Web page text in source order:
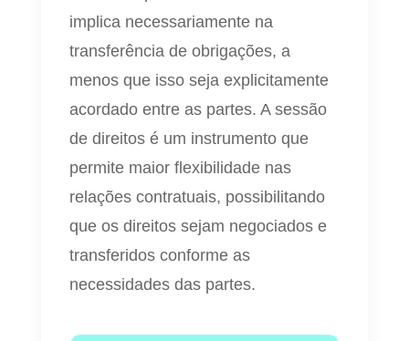
implica necessariamente na
transferência de obrigações, a
menos que isso seja explicitamente
acordado entre as partes. A sessão
de direitos é um instrumento que
permite maior flexibilidade nas
relações contratuais, possibilitando
que os direitos sejam negociados e
transferidos conforme as
necessidades das partes.